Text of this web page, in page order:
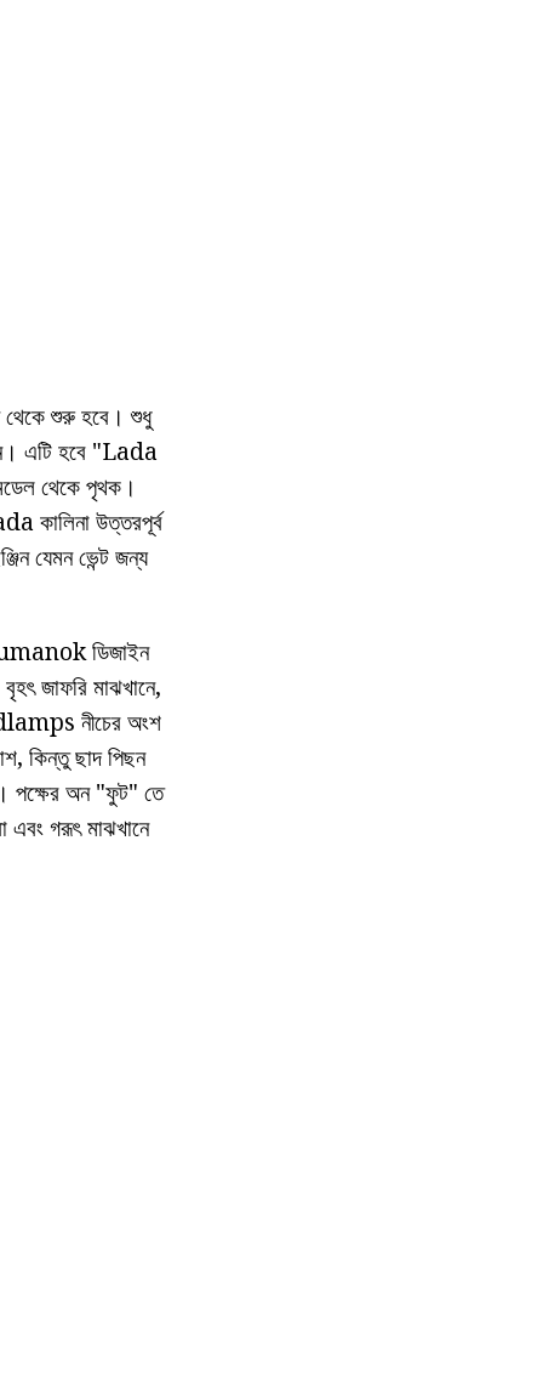
থেকে শুরু হবে। শুধু
এটি হবে "Lada
থেকে পৃথক।
কালিনা উত্তরপূর্ব
যেমন ভেন্ট জন্য
ডিজাইন
জাফরি মাঝখানে,
নীচের অংশ
কিন্তু ছাদ পিছন
পক্ষের অন "ফুট" তে
এবং গরূৎ মাঝখানে